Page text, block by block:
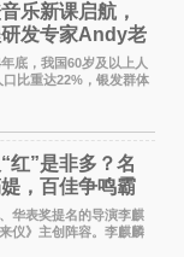
乐新课启航，
发专家Andy老
银龄琴声
我国60岁及以上人
比重达22%，银发群体
。2024年1月，国务院办
经济增进老年人福祉的
红”是非多？名
，百佳争鸣霸
表奖提名的导演李麒
仪》主创阵容。李麒麟
得金鸡奖、华表奖提